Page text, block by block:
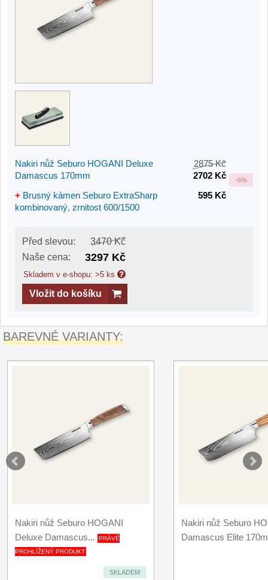
Nakiri nůž Seburo HOGANI Deluxe
Damascus 170mm
2875 Kč
2702 Kč
-6%
+ Brusný kámen Seburo ExtraSharp
kombinovaný, zrnitost 600/1500
595 Kč
Před slevou:
3470 Kč
Naše cena:
3297 Kč
Skladem v e-shopu: >5 ks
Vložit do košíku
BAREVNÉ VARIANTY:
Nakiri nůž Seburo HOGANI
Deluxe Damascus...
PRÁVĚ
PROHLÍŽENÝ PRODUKT
SKLADEM
Nakiri nůž Seburo
Damascus Elite